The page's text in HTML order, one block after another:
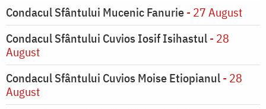
Condacul Sfântului Mucenic Fanurie- 27 August
Condacul Sfântului Cuvios Iosif Isihastul- 28
August
Condacul Sfântului Cuvios Moise Etiopianul- 28
August